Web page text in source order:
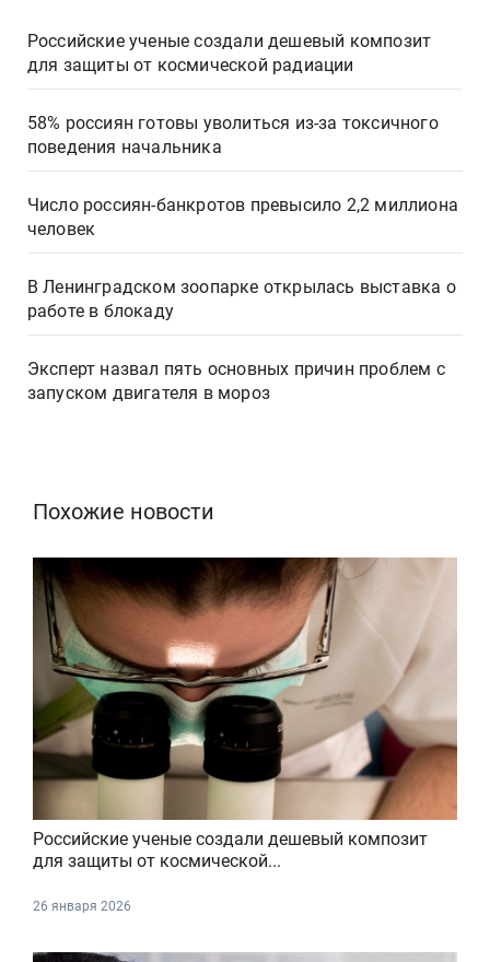
Российские ученые создали дешевый композит
для защиты от космической радиации
58% россиян готовы уволиться из-за токсичного
поведения начальника
Число россиян-банкротов превысило 2,2 миллиона
человек
В Ленинградском зоопарке открылась выставка о
работе в блокаду
Эксперт назвал пять основных причин проблем с
запуском двигателя в мороз
Похожие новости
Российские ученые создали дешевый композит
для защиты от космической...
26 января 2026